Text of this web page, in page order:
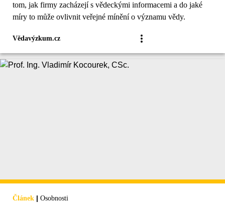
tom, jak firmy zacházejí s vědeckými informacemi a do jaké
míry to může ovlivnit veřejné mínění o významu vědy.
Vědavýzkum.cz
Článek | Osobnosti